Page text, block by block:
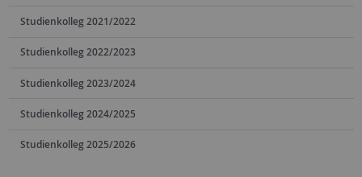
Studienkolleg 2021/2022
Studienkolleg 2022/2023
Studienkolleg 2023/2024
Studienkolleg 2024/2025
Studienkolleg 2025/2026